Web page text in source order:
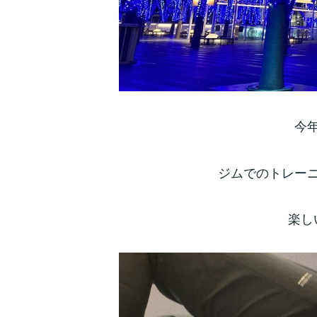
今
ジムでのトレー
楽